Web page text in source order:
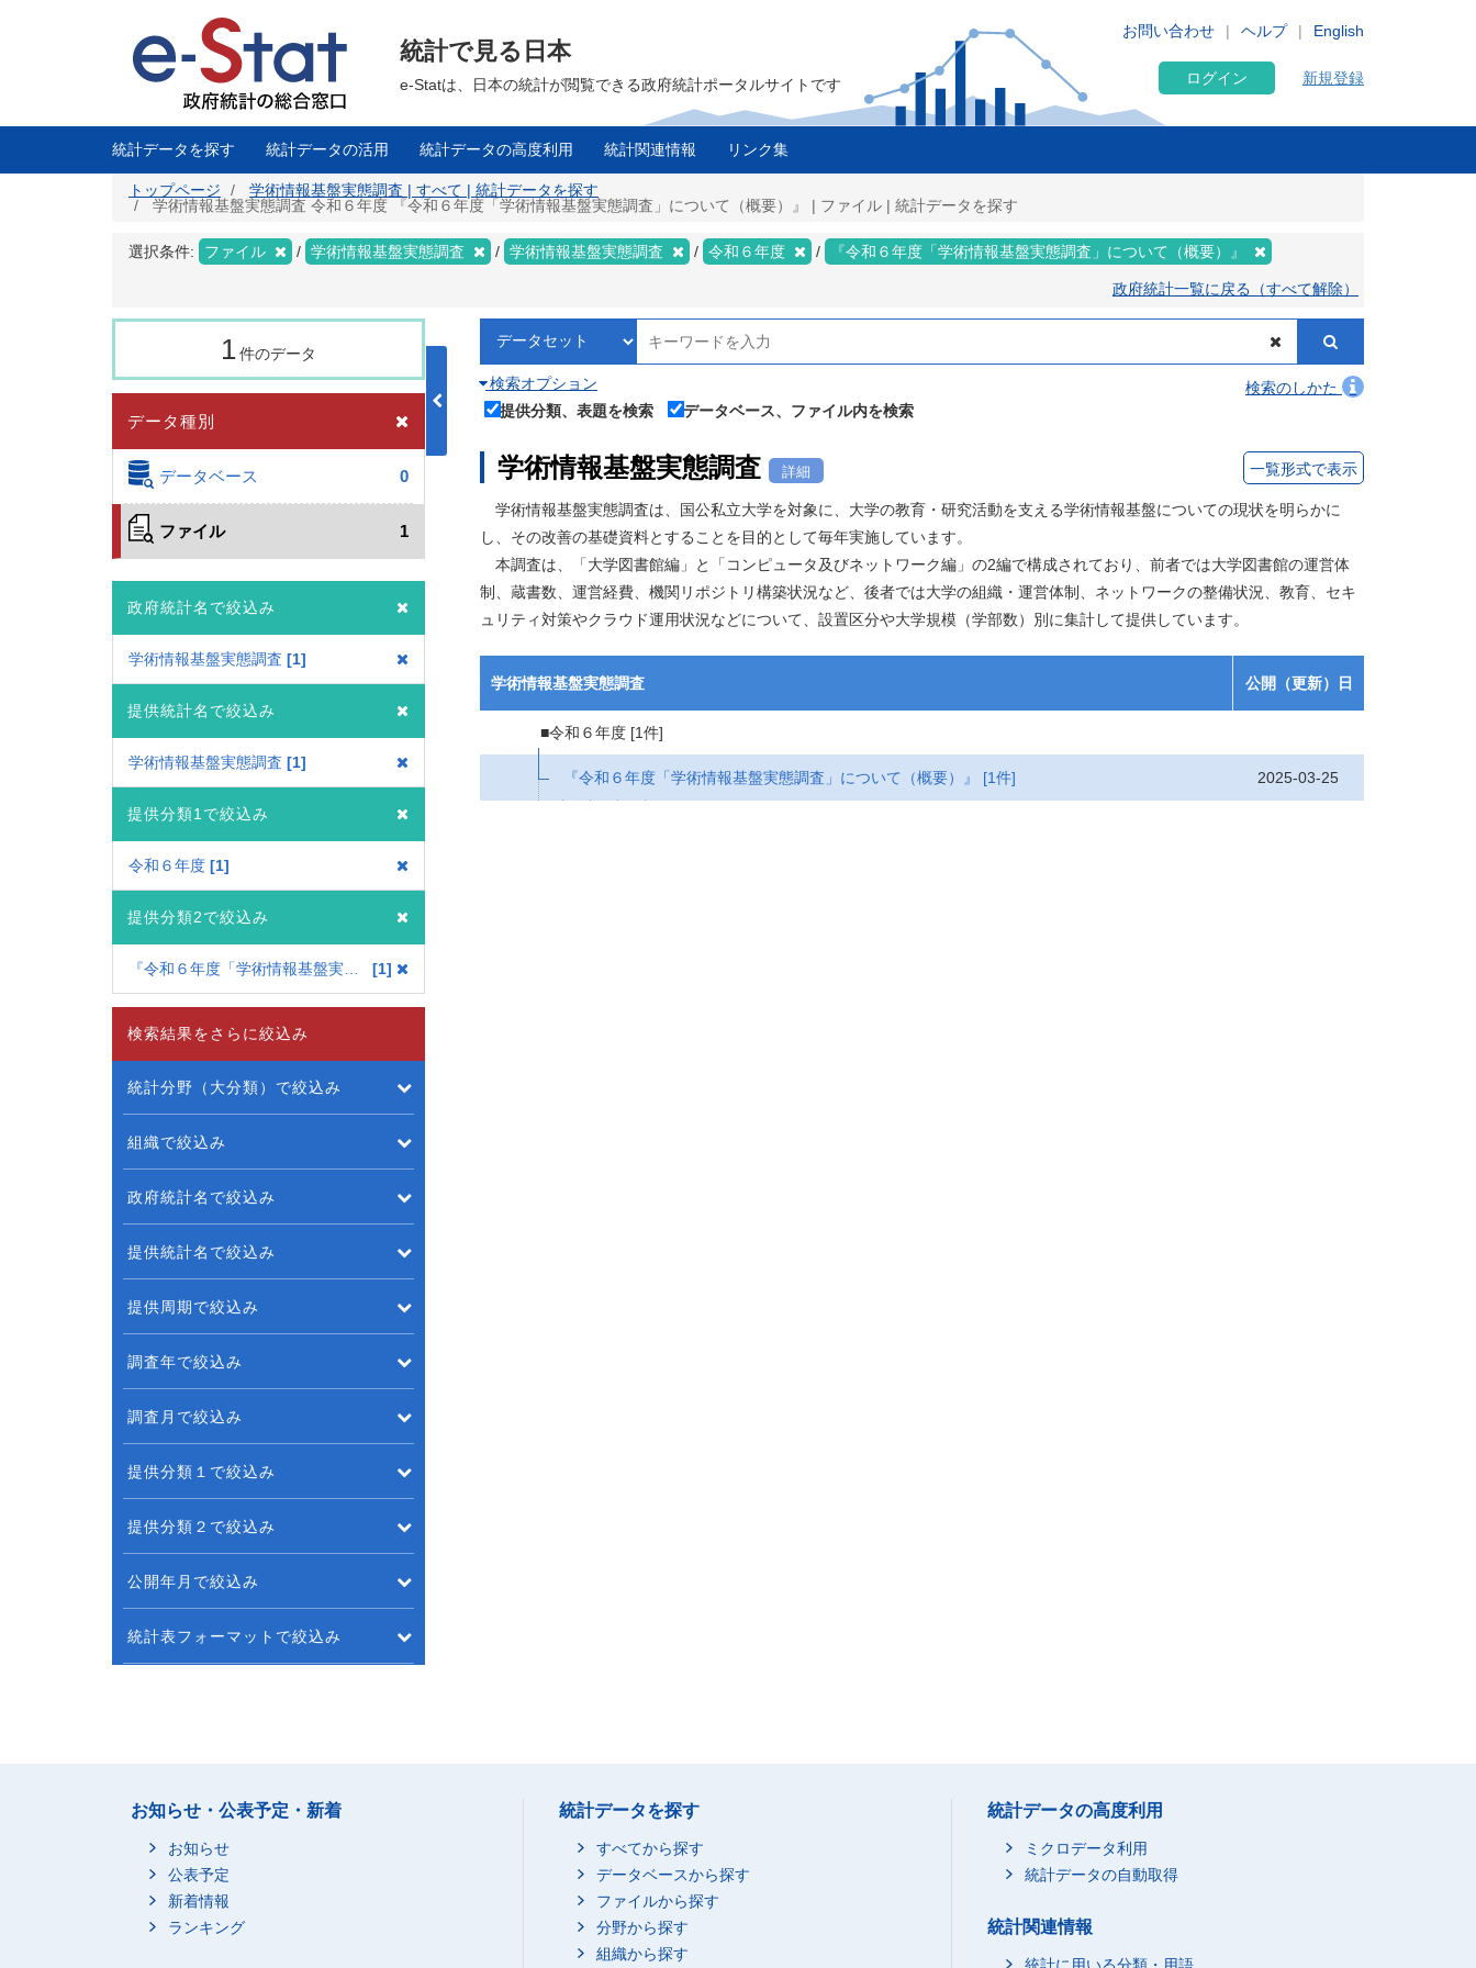
に
English
お問い合わせ ヘルプ
統計で見る日本
e-Statは、日本の統計が閲覧できる政府統計ポータルサイトです ログイン 新規登録
統計データを探す 統計データの活用 統計データの高度利用 統計関連情報 リンク集
トップページ
学術情報基盤実態調査 | すべて | 統計データを探す
学術情報基盤実態調査 令和６年度 『令和６年度「学術情報基盤実態調査」について（概要）』 | ファイル | 統計データを探す
選択条件: ファイル 学術情報基盤実態調査 学術情報基盤実態調査 令和６年度 『令和６年度「学術情報基盤実態調査」について（概要）』
政府統計一覧に戻る（すべて解除）
1件のデータ
データ種別
データベース 0
ファイル 1
政府統計名で絞込み
学術情報基盤実態調査 1
提供統計名で絞込み
学術情報基盤実態調査 1
提供分類1で絞込み
令和６年度 1
提供分類2で絞込み
1
検索オプション
検索のしかた
提供分類、表題を検索
データベース、ファイル内を検索
学術情報基盤実態調査 詳細 一覧形式で表示
学術情報基盤実態調査は、国公私立大学を対象に、大学の教育・研究活動を支える学術情報基盤についての現状を明らかに
し、その改善の基礎資料とすることを目的として毎年実施しています。
本調査は、「大学図書館編」と「コンピュータ及びネットワーク編」の2編で構成されており、前者では大学図書館の運営体
制、蔵書数、運営経費、機関リポジトリ構築状況など、後者では大学の組織・運営体制、ネットワークの整備状況、教育、セキ
ュリティ対策やクラウド運用状況などについて、設置区分や大学規模（学部数）別に集計して提供しています。
学術情報基盤実態調査 公開（更新）日
■令和６年度 [1件]
『令和６年度「学術情報基盤実態調査」について（概要）』 [1件] 2025-03-25
検索結果をさらに絞込み
統計分野（大分類）で絞込み
組織で絞込み
政府統計名で絞込み
提供統計名で絞込み
提供周期で絞込み
調査年で絞込み
調査月で絞込み
提供分類１で絞込み
提供分類２で絞込み
公開年月で絞込み
統計表フォーマットで絞込み
お知らせ・公表予定・新着
お知らせ
公表予定
新着情報
ランキング
統計データを探す
すべてから探す
データベースから探す
ファイルから探す
分野から探す
組織から探す
統計データの高度利用
ミクロデータ利用
統計データの自動取得
統計関連情報